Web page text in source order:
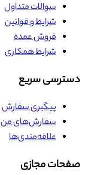
سوالات متداول
شرایط و قوانین
فروش عمده
شرایط همکاری
دسترسی سریع
پیگیری سفارش
سفارش‌های من
علاقه‌مندی‌ها
صفحات مجازی